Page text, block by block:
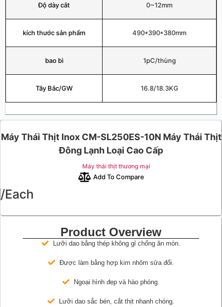
Độ dày cắt 0~12mm
kích thước sản phẩm 490*390*380mm
bao bì 1pC/thùng
Tây Bắc/GW 16.8/18.3KG
Máy Thái Thịt Inox CM-SL250ES-10N Máy Thái Thịt
Đông Lạnh Loại Cao Cấp
Máy thái thịt thương mại
Add To Compare
/Each
Product Overview
Lưỡi dao bằng thép không gỉ chống ăn mòn.
Được làm bằng hợp kim nhôm sửa đổi.
Ngoại hình đẹp và hào phóng.
Lưỡi dao sắc bén, cắt thịt nhanh chóng.